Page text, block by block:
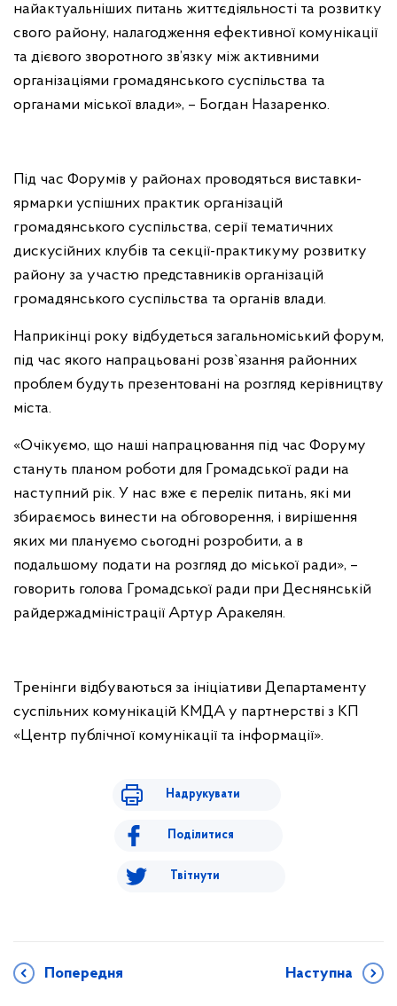
найактуальніших питань життєдіяльності та розвитку
свого району, налагодження ефективної комунікації
та дієвого зворотного зв’язку між активними
організаціями громадянського суспільства та
органами міської влади», – Богдан Назаренко.
Під час Форумів у районах проводяться виставки-
ярмарки успішних практик організацій
громадянського суспільства, серії тематичних
дискусійних клубів та секції-практикуму розвитку
району за участю представників організацій
громадянського суспільства та органів влади.
Наприкінці року відбудеться загальноміський форум,
під час якого напрацьовані розв`язання районних
проблем будуть презентовані на розгляд керівництву
міста.
«Очікуємо, що наші напрацювання під час Форуму
стануть планом роботи для Громадської ради на
наступний рік. У нас вже є перелік питань, які ми
збираємось винести на обговорення, і вирішення
яких ми плануємо сьогодні розробити, а в
подальшому подати на розгляд до міської ради», –
говорить голова Громадської ради при Деснянській
райдержадміністрації Артур Аракелян.
Тренінги відбуваються за ініціативи Департаменту
суспільних комунікацій КМДА у партнерстві з КП
«Центр публічної комунікації та інформації».
Надрукувати
Поділитися
Твітнути
Попередня Наступна